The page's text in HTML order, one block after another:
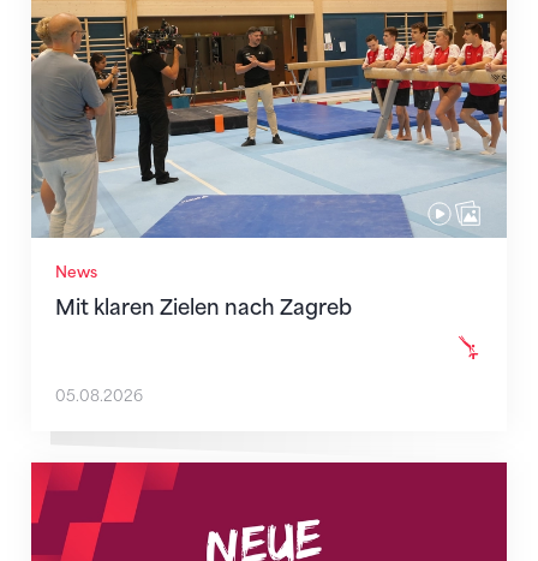
News
Mit klaren Zielen nach Zagreb
05.08.2026
Neue Empfangszeiten ab 1. August 2026